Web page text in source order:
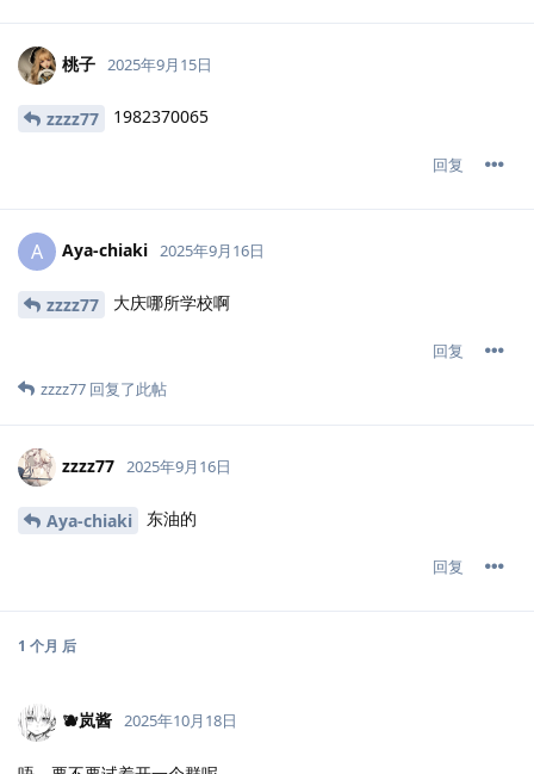
桃子 2025年9月15日
zzzz77 1982370065
回复
A Aya-chiaki 2025年9月16日
zzzz77 大庆哪所学校啊
回复
zzzz77 回复了此帖
zzzz77 2025年9月16日
Aya-chiaki 东油的
回复
1 个月 后
🫐岚酱 2025年10月18日